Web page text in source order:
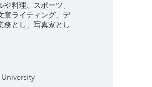
料理、スポーツ、
章ライティング、デ
務とし、写真家とし